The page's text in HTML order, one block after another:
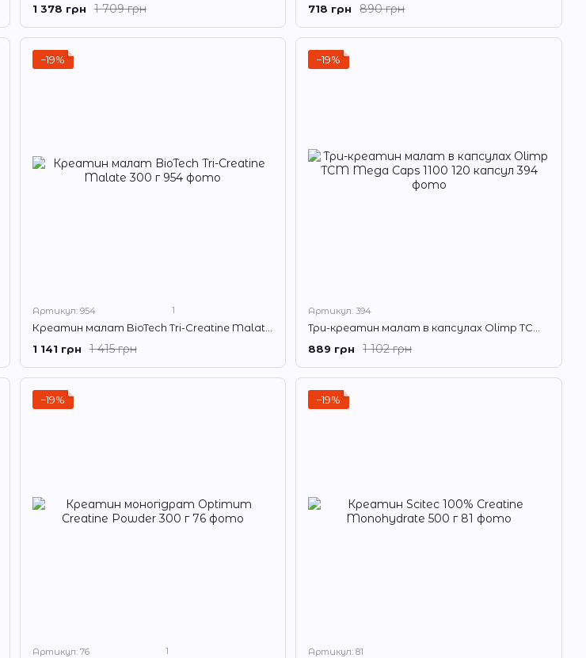
1 709 грн
1 378 грн 890 грн
718 грн
−19%
Артикул: 954 1
Креатин малат BioTech Tri-Creatine Malate 300 г
1 415 грн
1 141 грн
−19%
Артикул: 394
Три-креатин малат в капсулах Olimp TCM Mega Caps 1100 120 капсул
1 102 грн
889 грн
−19%
Артикул: 76 1
−19%
Артикул: 81